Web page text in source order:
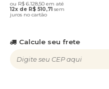
ou R$ 6.128,50 em até
12x de R$ 510,71 sem
juros no cartão
Calcule seu frete